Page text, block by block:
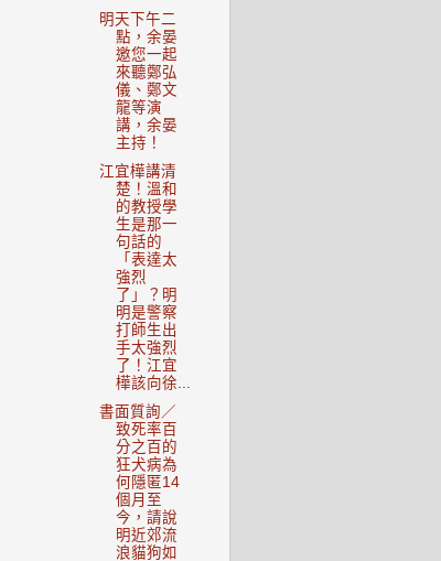
明天下午二
點，余晏
邀您一起
來聽鄭弘
儀、鄭文
龍等演
講，余晏
主持！
江宜樺講清
楚！溫和
的教授學
生是那一
句話的
「表達太
強烈
了」？明
明是警察
打師生出
手太強烈
了！江宜
樺該向徐...
書面質詢／
致死率百
分之百的
狂犬病為
何隱匿14
個月至
今，請說
明近郊流
浪貓狗如